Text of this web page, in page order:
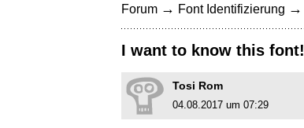
Forum → Font Identifizierung →
I want to know this font!
Tosi Rom
04.08.2017 um 07:29